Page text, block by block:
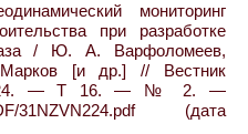
мониторинг
при разработке
/ Ю. А. Варфоломеев,
[и др.] // Вестник
2024. — Т 16. — № 2. —
31NZVN224.pdf (дата